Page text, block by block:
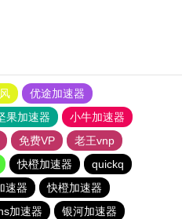
优途加速器
果加速器
小牛加速器
免费VP
老王vnp
快橙加速器
quickq
速器
快橙加速器
加速器
银河加速器